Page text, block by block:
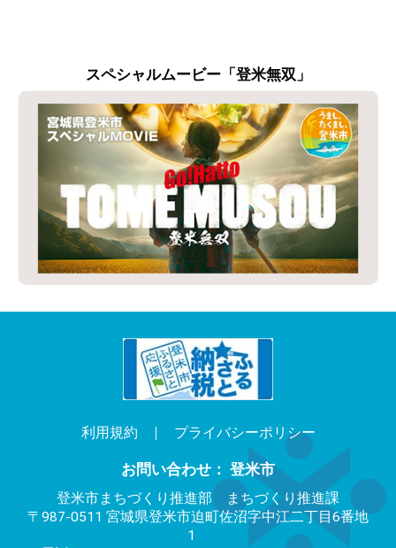
スペシャルムービー「登米無双」
利用規約 プライバシーポリシー
お問い合わせ： 登米市
登米市まちづくり推進部 まちづくり推進課
〒987-0511 宮城県登米市迫町佐沼字中江二丁目6番地
1